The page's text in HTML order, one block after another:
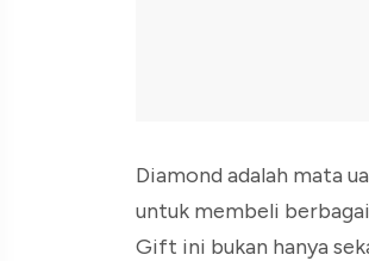
Diamond adalah mata
untuk membeli
Gift ini bukan hanya